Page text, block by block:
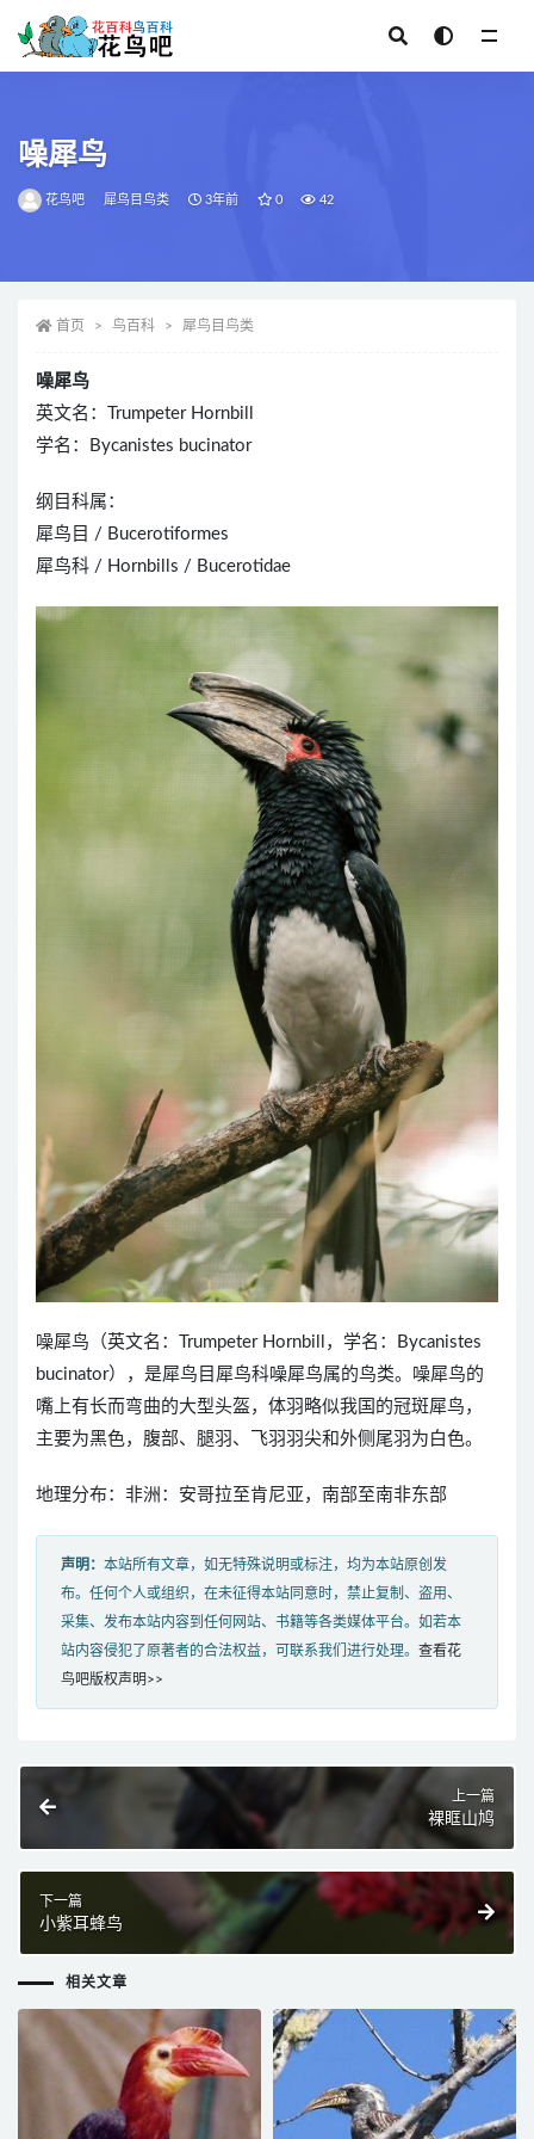
噪犀鸟
花鸟吧 犀鸟目鸟类 3年前 0 42
首页 鸟百科 犀鸟目鸟类
噪犀鸟
英文名：Trumpeter Hornbill
学名：Bycanistes bucinator
纲目科属：
犀鸟目 / Bucerotiformes
犀鸟科 / Hornbills / Bucerotidae
噪犀鸟（英文名：Trumpeter Hornbill，学名：Bycanistes
bucinator），是犀鸟目犀鸟科噪犀鸟属的鸟类。噪犀鸟的
嘴上有长而弯曲的大型头盔，体羽略似我国的冠斑犀鸟，
主要为黑色，腹部、腿羽、飞羽羽尖和外侧尾羽为白色。
地理分布：非洲：安哥拉至肯尼亚，南部至南非东部
声明： 本站所有文章，如无特殊说明或标注，均为本站原创发
布。任何个人或组织，在未征得本站同意时，禁止复制、盗用、
采集、发布本站内容到任何网站、书籍等各类媒体平台。如若本
站内容侵犯了原著者的合法权益，可联系我们进行处理。 查看花
鸟吧版权声明>>
上一篇
裸眶山鸠
下一篇
小紫耳蜂鸟
相关文章